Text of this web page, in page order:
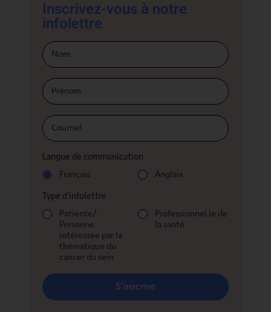
Inscrivez-vous à notre
infolettre
footer-Fr
Langue de communication
Français
Anglais
Type d’infolettre
Patiente/
Personne
intéressée par la
thématique du
cancer du sein
Professionnel.le de
la santé
S’inscrire